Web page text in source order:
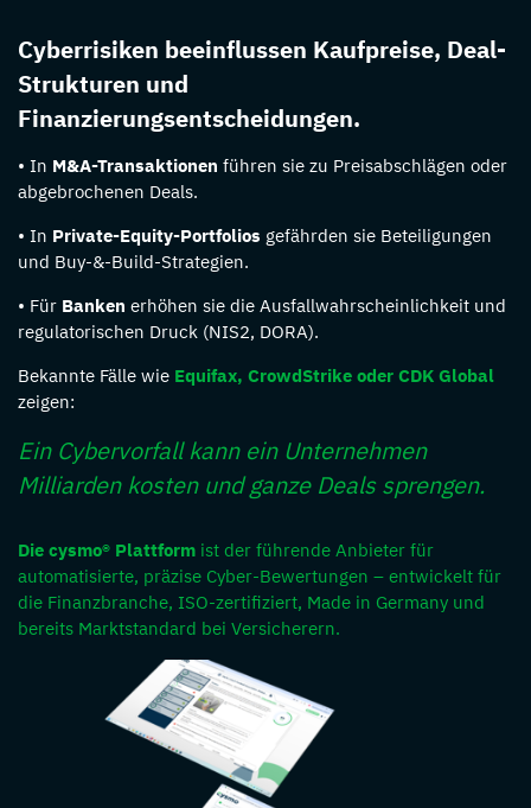
Cyberrisiken beeinflussen Kaufpreise, Deal-
Strukturen und
Finanzierungsentscheidungen.
• In M&A-Transaktionen führen sie zu Preisabschlägen oder
abgebrochenen Deals.
• In Private-Equity-Portfolios gefährden sie Beteiligungen
und Buy-&-Build-Strategien.
• Für Banken erhöhen sie die Ausfallwahrscheinlichkeit und
regulatorischen Druck (NIS2, DORA).
Bekannte Fälle wie Equifax, CrowdStrike oder CDK Global
zeigen:
Ein Cybervorfall kann ein Unternehmen
Milliarden kosten und ganze Deals sprengen.
Die cysmo® Plattform ist der führende Anbieter für
automatisierte, präzise Cyber-Bewertungen – entwickelt für
die Finanzbranche, ISO-zertifiziert, Made in Germany und
bereits Marktstandard bei Versicherern.